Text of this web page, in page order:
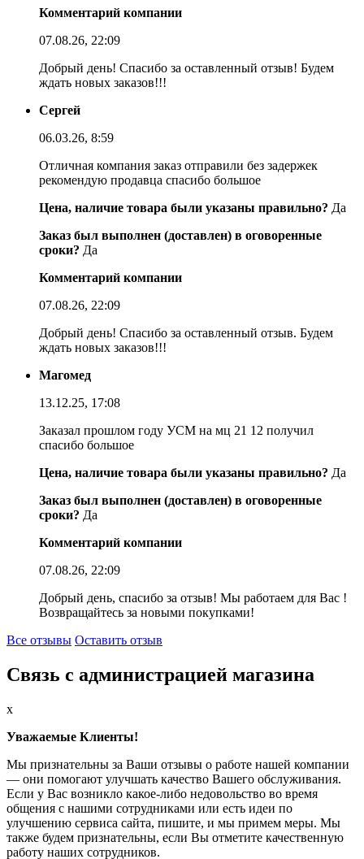
Комментарий компании
07.08.26, 22:09
Добрый день! Спасибо за оставленный отзыв! Будем
ждать новых заказов!!!
Сергей
06.03.26, 8:59
Отличная компания заказ отправили без задержек
рекомендую продавца спасибо большое
Цена, наличие товара были указаны правильно? Да
Заказ был выполнен (доставлен) в оговоренные
сроки? Да
Комментарий компании
07.08.26, 22:09
Добрый день! Спасибо за оставленный отзыв. Будем
ждать новых заказов!!!
Магомед
13.12.25, 17:08
Заказал прошлом году УСМ на мц 21 12 получил
спасибо большое
Цена, наличие товара были указаны правильно? Да
Заказ был выполнен (доставлен) в оговоренные
сроки? Да
Комментарий компании
07.08.26, 22:09
Добрый день, спасибо за отзыв! Мы работаем для Вас !
Возвращайтесь за новыми покупками!
Все отзывы Оставить отзыв
Связь с администрацией магазина
x
Уважаемые Клиенты!
Мы признательны за Ваши отзывы о работе нашей компании
— они помогают улучшать качество Вашего обслуживания.
Если у Вас возникло какое-либо недовольство во время
общения с нашими сотрудниками или есть идеи по
улучшению сервиса сайта, пишите, и мы примем меры. Мы
также будем признательны, если Вы отметите качественную
работу наших сотрудников.